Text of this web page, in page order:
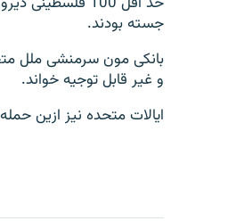
جسته بودند.
بانکی مون سرمنشی ملل
و غیر قابل توجیه خواند.
ایالات متحده نیز ازین